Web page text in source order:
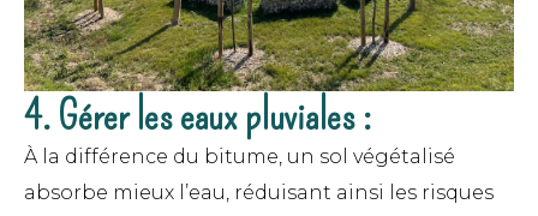
4. Gérer les eaux pluviales :
À la différence du bitume, un sol végétalisé
absorbe mieux l’eau, réduisant ainsi les risques